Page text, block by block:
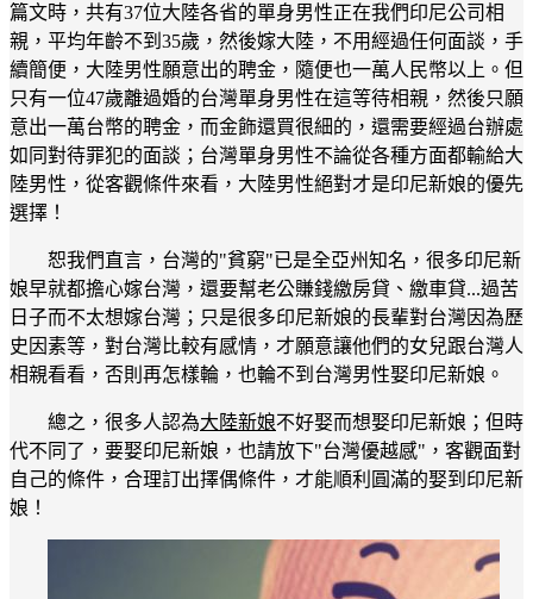
篇文時，共有37位大陸各省的單身男性正在我們印尼公司相
親，平均年齡不到35歲，然後嫁大陸，不用經過任何面談，手
續簡便，大陸男性願意出的聘金，隨便也一萬人民幣以上。但
只有一位47歲離過婚的台灣單身男性在這等待相親，然後只願
意出一萬台幣的聘金，而金飾還買很細的，還需要經過台辦處
如同對待罪犯的面談；台灣單身男性不論從各種方面都輸給大
陸男性，從客觀條件來看，大陸男性絕對才是印尼新娘的優先
選擇！
恕我們直言，台灣的"貧窮"已是全亞州知名，很多印尼新
娘早就都擔心嫁台灣，還要幫老公賺錢繳房貸、繳車貸...過苦
日子而不太想嫁台灣；只是很多印尼新娘的長輩對台灣因為歷
史因素等，對台灣比較有感情，才願意讓他們的女兒跟台灣人
相親看看，否則再怎樣輪，也輪不到台灣男性娶印尼新娘。
總之，很多人認為大陸新娘不好娶而想娶印尼新娘；但時
代不同了，要娶印尼新娘，也請放下"台灣優越感"，客觀面對
自己的條件，合理訂出擇偶條件，才能順利圓滿的娶到印尼新
娘！